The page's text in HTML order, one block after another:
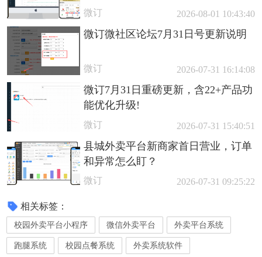
微订 2026-08-01 10:43:40
微订微社区论坛7月31日号更新说明
微订 2026-07-31 16:14:08
微订7月31日重磅更新，含22+产品功
能优化升级!
微订 2026-07-31 15:40:51
县城外卖平台新商家首日营业，订单
和异常怎么盯？
微订 2026-07-31 09:25:22
相关标签：
校园外卖平台小程序 微信外卖平台 外卖平台系统
跑腿系统 校园点餐系统 外卖系统软件